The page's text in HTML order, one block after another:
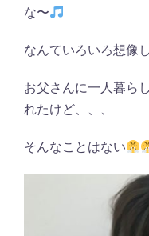
な〜
なんていろいろ想像
お父さんに一人暮ら
れたけど、、、
そんなことはない